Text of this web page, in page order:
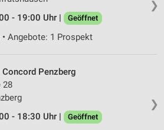
❯
- 19:00 Uhr |
Geöffnet
• Angebote: 1 Prospekt
❯
Penzberg
28
- 18:30 Uhr |
Geöffnet